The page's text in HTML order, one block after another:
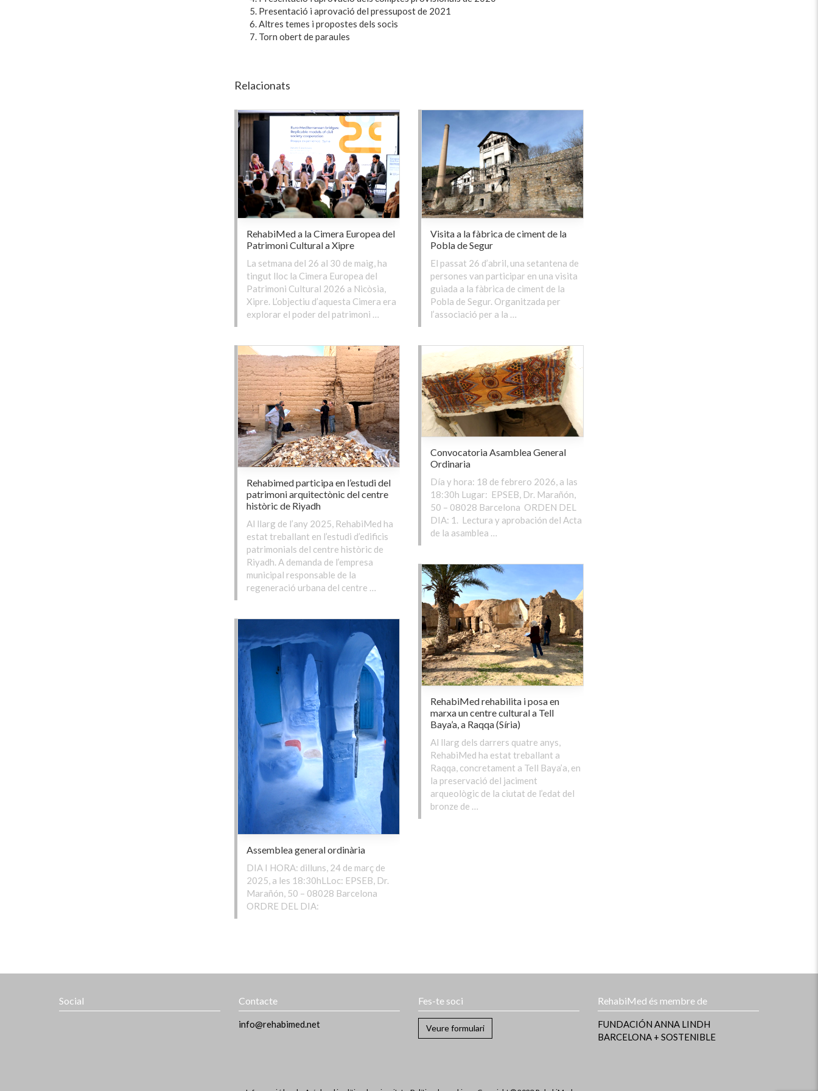
Presentació i aprovació del pressupost de 2021
Altres temes i propostes dels socis
Torn obert de paraules
Relacionats
RehabiMed a la Cimera Europea del
Patrimoni Cultural a Xipre
La setmana del 26 al 30 de maig, ha
tingut lloc la Cimera Europea del
Patrimoni Cultural 2026 a Nicòsia,
Xipre. L’objectiu d’aquesta Cimera era
explorar el poder del patrimoni …
Visita a la fàbrica de ciment de la
Pobla de Segur
El passat 26 d’abril, una setantena de
persones van participar en una visita
guiada a la fàbrica de ciment de la
Pobla de Segur. Organitzada per
l’associació per a la …
Rehabimed participa en l’estudi del
patrimoni arquitectònic del centre
històric de Riyadh
Al llarg de l’any 2025, RehabiMed ha
estat treballant en l’estudi d’edificis
patrimonials del centre històric de
Riyadh. A demanda de l’empresa
municipal responsable de la
regeneració urbana del centre …
Convocatoria Asamblea General
Ordinaria
Día y hora: 18 de febrero 2026, a las
18:30h Lugar: EPSEB, Dr. Marañón,
50 – 08028 Barcelona ORDEN DEL
DIA: 1. Lectura y aprobación del Acta
de la asamblea …
RehabiMed rehabilita i posa en
marxa un centre cultural a Tell
Baya’a, a Raqqa (Síria)
Al llarg dels darrers quatre anys,
RehabiMed ha estat treballant a
Raqqa, concretament a Tell Baya’a, en
la preservació del jaciment
arqueològic de la ciutat de l’edat del
bronze de …
Assemblea general ordinària
DIA I HORA: dilluns, 24 de març de
2025, a les 18:30hLLoc: EPSEB, Dr.
Marañón, 50 – 08028 Barcelona
ORDRE DEL DIA:
Social Contacte
info@rehabimed.net
Fes-te soci
Veure formulari
RehabiMed és membre de
FUNDACIÓN ANNA LINDH
BARCELONA + SOSTENIBLE